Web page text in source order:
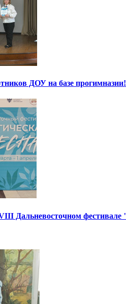
ДОУ на базе прогимназии!
Дальневосточном фестивале